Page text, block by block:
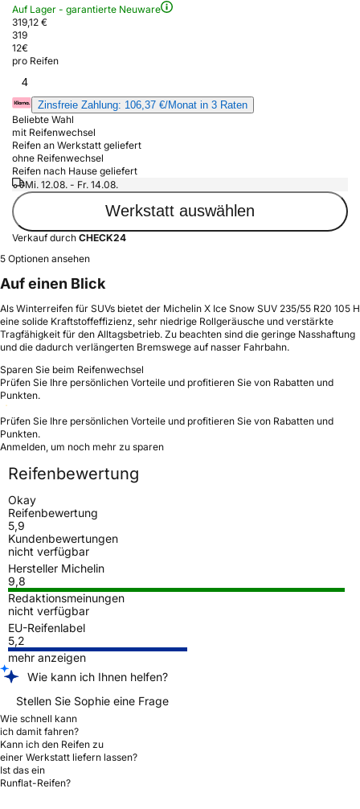
Auf Lager - garantierte Neuware
319,12 €
319
12€
pro Reifen
4
Zinsfreie Zahlung: 106,37 €/Monat in 3 Raten
Beliebte Wahl
mit Reifenwechsel
Reifen an Werkstatt geliefert
ohne Reifenwechsel
Reifen nach Hause geliefert
Mi. 12.08. - Fr. 14.08.
Werkstatt auswählen
Verkauf durch CHECK24
5 Optionen ansehen
Auf einen Blick
Als Winterreifen für SUVs bietet der Michelin X Ice Snow SUV 235/55 R20 105 H
eine solide Kraftstoffeffizienz, sehr niedrige Rollgeräusche und verstärkte
Tragfähigkeit für den Alltagsbetrieb. Zu beachten sind die geringe Nasshaftung
und die dadurch verlängerten Bremswege auf nasser Fahrbahn.
Sparen Sie beim Reifenwechsel
Prüfen Sie Ihre persönlichen Vorteile und profitieren Sie von Rabatten und
Punkten.
Prüfen Sie Ihre persönlichen Vorteile und profitieren Sie von Rabatten und
Punkten.
Anmelden, um noch mehr zu sparen
Reifenbewertung
Okay
Reifenbewertung
5,9
Kundenbewertungen
nicht verfügbar
Hersteller Michelin
9,8
Redaktionsmeinungen
nicht verfügbar
EU-Reifenlabel
5,2
mehr anzeigen
Wie kann ich Ihnen helfen?
Stellen Sie Sophie eine Frage
Wie schnell kann
ich damit fahren?
Kann ich den Reifen zu
einer Werkstatt liefern lassen?
Ist das ein
Runflat-Reifen?